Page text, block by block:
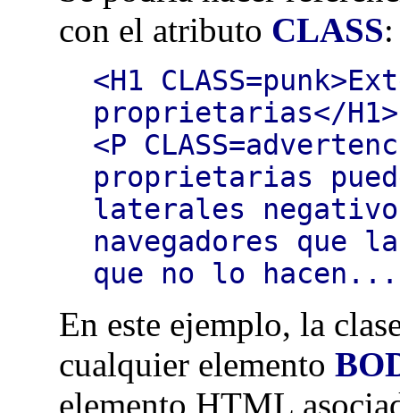
con el atributo CLASS:
<H1
proprietarias</H1>
<P
proprietarias
laterales
navegadores que
que no lo hacen...
En este ejemplo, la
cualquier elemento
elemento HTML